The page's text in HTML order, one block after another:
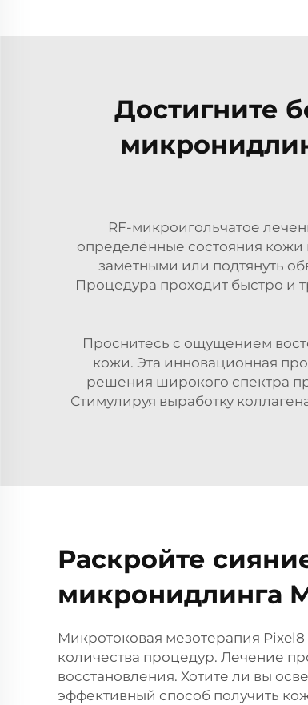
Достигните
RF-микроигольчатое
определённые состояния кожи
заметными или подтянуть
Процедура проходит быстро и
Проснитесь с ощущением
кожи. Эта инновационная
решения широкого спектра
Стимулируя выработку
Раскройте
микронидлинга
Микротоковая мезотерапия
количества процедур. Лечение
восстановления. Хотите ли вы
эффективный способ получить